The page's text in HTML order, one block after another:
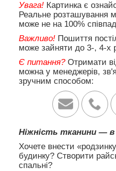
Увага! Картинка є
Реальне розташування
може не на 100%
Важливо! Пошиття
може зайняти до 3-, 4-х
Є питання? Отримати
можна у менеджерів,
зручним способом:
Ніжність тканини —
Хочете внести
будинку? Створити
спальні?